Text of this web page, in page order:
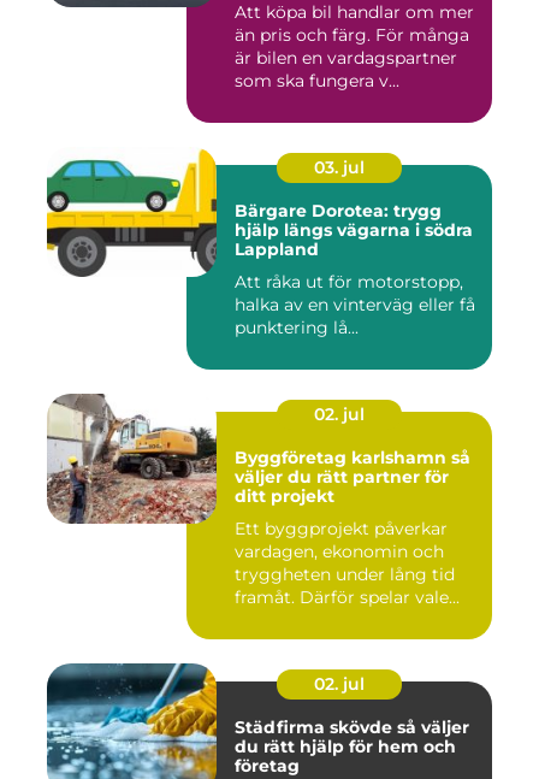
Att köpa bil handlar om mer
än pris och färg. För många
är bilen en vardagspartner
som ska fungera v...
03. jul
Bärgare Dorotea: trygg
hjälp längs vägarna i södra
Lappland
Att råka ut för motorstopp,
halka av en vinterväg eller få
punktering lå...
02. jul
Byggföretag karlshamn så
väljer du rätt partner för
ditt projekt
Ett byggprojekt påverkar
vardagen, ekonomin och
tryggheten under lång tid
framåt. Därför spelar vale...
02. jul
Städfirma skövde så väljer
du rätt hjälp för hem och
företag